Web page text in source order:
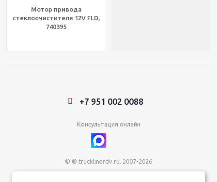
Мотор привода
стеклоочистителя 12V FLD,
740395
+7 951 002 0088
Консультация онлайн
© ® trucklinerdv.ru, 2007-2026